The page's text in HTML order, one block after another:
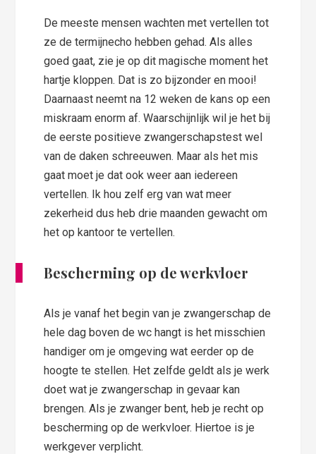
De meeste mensen wachten met vertellen tot
ze de termijnecho hebben gehad. Als alles
goed gaat, zie je op dit magische moment het
hartje kloppen. Dat is zo bijzonder en mooi!
Daarnaast neemt na 12 weken de kans op een
miskraam enorm af. Waarschijnlijk wil je het bij
de eerste positieve zwangerschapstest wel
van de daken schreeuwen. Maar als het mis
gaat moet je dat ook weer aan iedereen
vertellen. Ik hou zelf erg van wat meer
zekerheid dus heb drie maanden gewacht om
het op kantoor te vertellen.
Bescherming op de werkvloer
Als je vanaf het begin van je zwangerschap de
hele dag boven de wc hangt is het misschien
handiger om je omgeving wat eerder op de
hoogte te stellen. Het zelfde geldt als je werk
doet wat je zwangerschap in gevaar kan
brengen. Als je zwanger bent, heb je recht op
bescherming op de werkvloer. Hiertoe is je
werkgever verplicht.